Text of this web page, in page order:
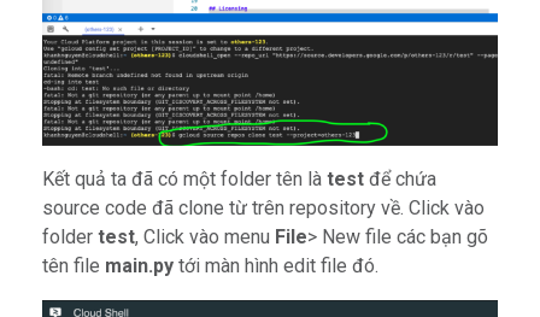
Kết quả ta đã có một folder tên là test để chứa
source code đã clone từ trên repository về. Click vào
folder test, Click vào menu File> New file các bạn gõ
tên file main.py tới màn hình edit file đó.